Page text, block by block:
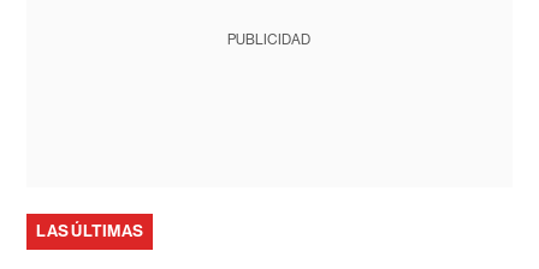
PUBLICIDAD
LAS ÚLTIMAS